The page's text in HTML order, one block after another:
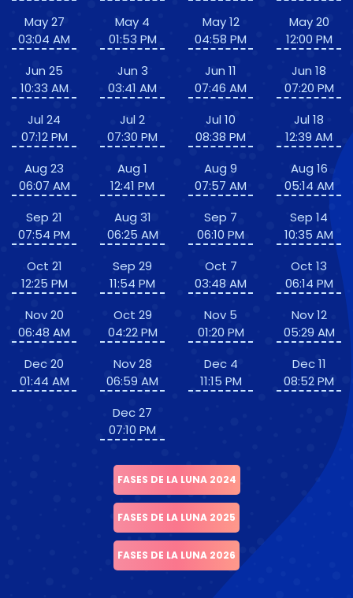
May 27
03:04 AM
Jun 25
10:33 AM
Jul 24
07:12 PM
Aug 23
06:07 AM
Sep 21
07:54 PM
Oct 21
12:25 PM
Nov 20
06:48 AM
Dec 20
01:44 AM
May 4
01:53 PM
Jun 3
03:41 AM
Jul 2
07:30 PM
Aug 1
12:41 PM
Aug 31
06:25 AM
Sep 29
11:54 PM
Oct 29
04:22 PM
Nov 28
06:59 AM
Dec 27
07:10 PM
May 12
04:58 PM
Jun 11
07:46 AM
Jul 10
08:38 PM
Aug 9
07:57 AM
Sep 7
06:10 PM
Oct 7
03:48 AM
Nov 5
01:20 PM
Dec 4
11:15 PM
May 20
12:00 PM
Jun 18
07:20 PM
Jul 18
12:39 AM
Aug 16
05:14 AM
Sep 14
10:35 AM
Oct 13
06:14 PM
Nov 12
05:29 AM
Dec 11
08:52 PM
FASES DE LA LUNA 2024
FASES DE LA LUNA 2025
FASES DE LA LUNA 2026